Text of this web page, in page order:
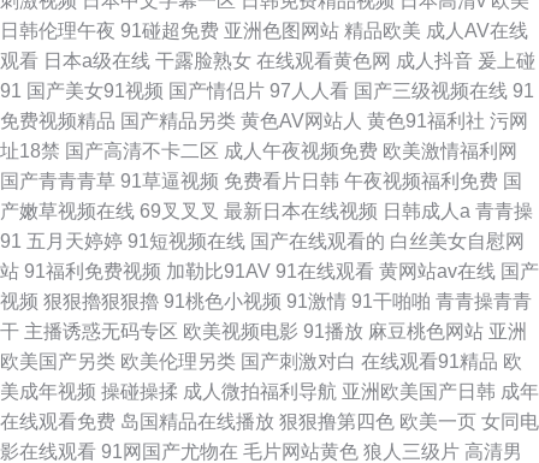
日韩伦理午夜 91碰超免费 亚洲色图网站 精品欧美 成人AV在线
观看 日本a级在线 干露脸熟女 在线观看黄色网 成人抖音 爰上碰
91 国产美女91视频 国产情侣片 97人人看 国产三级视频在线 91
免费视频精品 国产精品另类 黄色AV网站人 黄色91福利社 污网
址18禁 国产高清不卡二区 成人午夜视频免费 欧美激情福利网
国产青青青草 91草逼视频 免费看片日韩 午夜视频福利免费 国
产嫩草视频在线 69叉叉叉 最新日本在线视频 日韩成人a 青青操
91 五月天婷婷 91短视频在线 国产在线观看的 白丝美女自慰网
站 91福利免费视频 加勒比91AV 91在线观看 黄网站av在线 国产
视频 狠狠擼狠狠擼 91桃色小视频 91激情 91干啪啪 青青操青青
干 主播诱惑无码专区 欧美视频电影 91播放 麻豆桃色网站 亚洲
欧美国产另类 欧美伦理另类 国产刺激对白 在线观看91精品 欧
美成年视频 操碰操揉 成人微拍福利导航 亚洲欧美国产日韩 成年
在线观看免费 岛国精品在线播放 狠狠撸第四色 欧美一页 女同电
影在线观看 91网国产尤物在 毛片网站黄色 狼人三级片 高清男